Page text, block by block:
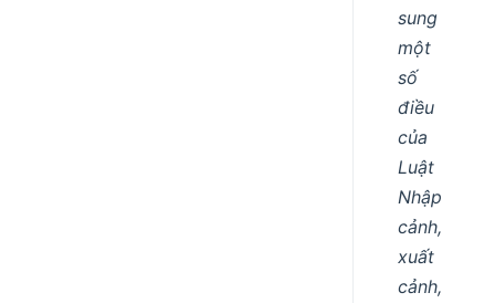
sung
một
số
điều
của
Luật
Nhập
cảnh,
xuất
cảnh,